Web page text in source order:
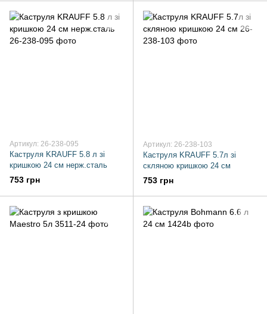
Артикул: 26-238-095
Каструля KRAUFF 5.8 л зі
кришкою 24 см нерж.сталь
753 грн
Артикул: 26-238-103
Каструля KRAUFF 5.7л зі
скляною кришкою 24 см
753 грн